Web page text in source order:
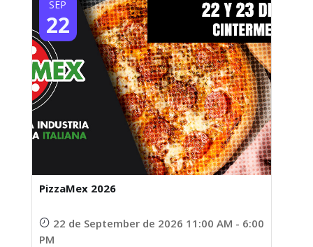
SEP
22
PizzaMex 2026
22 de September de 2026 11:00 AM - 6:00
PM